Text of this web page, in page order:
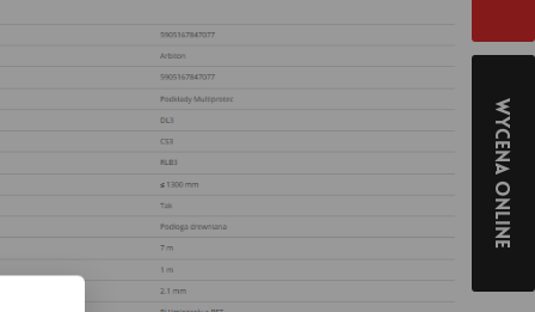
Wycena online